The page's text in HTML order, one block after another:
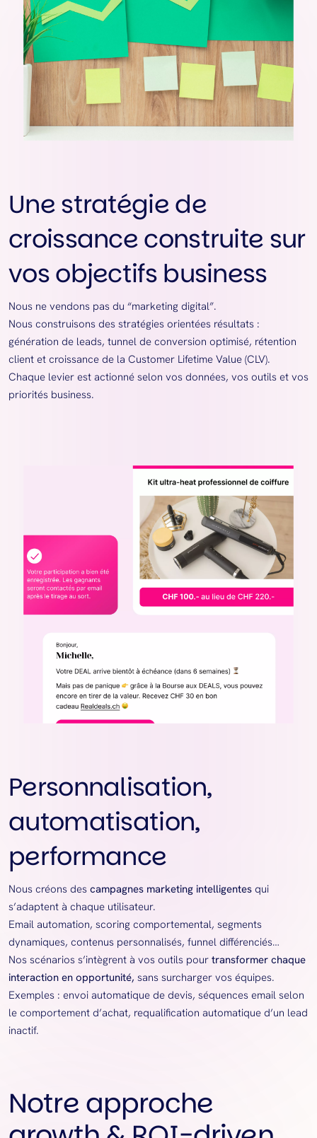
Une stratégie de
croissance construite sur
vos objectifs business
Nous ne vendons pas du “marketing digital”.
Nous construisons des stratégies orientées résultats :
génération de leads, tunnel de conversion optimisé, rétention
client et croissance de la Customer Lifetime Value (CLV).
Chaque levier est actionné selon vos données, vos outils et vos
priorités business.
Personnalisation,
automatisation,
performance
Nous créons des campagnes marketing intelligentes qui
s’adaptent à chaque utilisateur.
Email automation, scoring comportemental, segments
dynamiques, contenus personnalisés, funnel différenciés…
Nos scénarios s’intègrent à vos outils pour transformer chaque
interaction en opportunité, sans surcharger vos équipes.
Exemples : envoi automatique de devis, séquences email selon
le comportement d’achat, requalification automatique d’un lead
inactif.
Notre approche